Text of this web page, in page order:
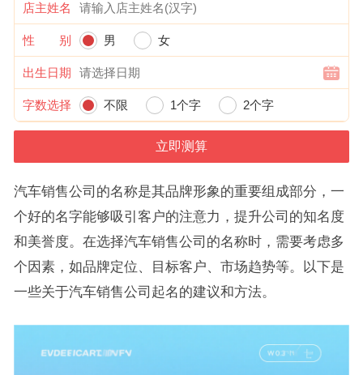
店主姓名
性 别 男 女
出生日期
字数选择 不限 1个字 2个字
汽车销售公司的名称是其品牌形象的重要组成部分，一
个好的名字能够吸引客户的注意力，提升公司的知名度
和美誉度。在选择汽车销售公司的名称时，需要考虑多
个因素，如品牌定位、目标客户、市场趋势等。以下是
一些关于汽车销售公司起名的建议和方法。